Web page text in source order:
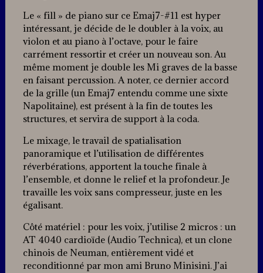
Le « fill » de piano sur ce Emaj7-#11 est hyper
intéressant, je décide de le doubler à la voix, au
violon et au piano à l’octave, pour le faire
carrément ressortir et créer un nouveau son. Au
même moment je double les Mi graves de la basse
en faisant percussion. A noter, ce dernier accord
de la grille (un Emaj7 entendu comme une sixte
Napolitaine), est présent à la fin de toutes les
structures, et servira de support à la coda.
Le mixage, le travail de spatialisation
panoramique et l’utilisation de différentes
réverbérations, apportent la touche finale à
l’ensemble, et donne le relief et la profondeur. Je
travaille les voix sans compresseur, juste en les
égalisant.
Côté matériel : pour les voix, j’utilise 2 micros : un
AT 4040 cardioïde (Audio Technica), et un clone
chinois de Neuman, entièrement vidé et
reconditionné par mon ami Bruno Minisini. J’ai